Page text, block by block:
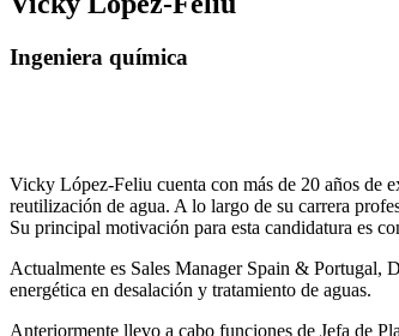
Ingeniera química
Vicky López-Feliu cuenta con más de 20 años de
reutilización de agua. A lo largo de su carrera
Su principal motivación para esta candidatura es
Actualmente es Sales Manager Spain & Portugal,
energética en desalación y tratamiento de aguas.
Anteriormente llevo a cabo funciones de Jefa de